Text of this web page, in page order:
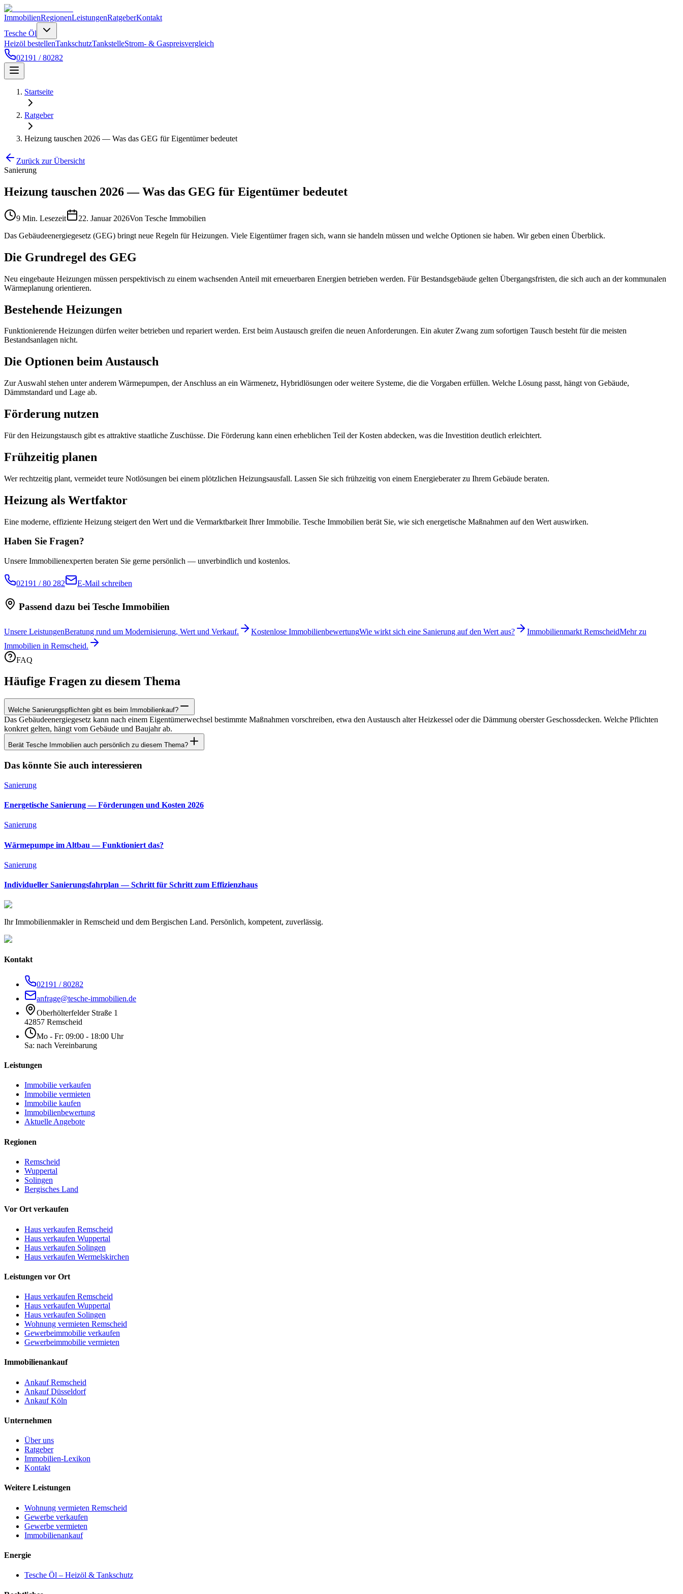
ImmobilienRegionenLeistungenRatgeberKontakt
Tesche Öl
Heizöl bestellenTankschutzTankstelleStrom- & Gaspreisvergleich
02191 / 80282
Startseite
Ratgeber
Heizung tauschen 2026 — Was das GEG für Eigentümer bedeutet
Zurück zur Übersicht
Sanierung
Heizung tauschen 2026 — Was das GEG für Eigentümer bedeutet
9 Min. Lesezeit 22. Januar 2026Von Tesche Immobilien
Das Gebäudeenergiegesetz (GEG) bringt neue Regeln für Heizungen. Viele Eigentümer fragen sich, wann sie handeln müssen und welche Optionen sie haben. Wir geben einen Überblick.
Die Grundregel des GEG
Neu eingebaute Heizungen müssen perspektivisch zu einem wachsenden Anteil mit erneuerbaren Energien betrieben werden. Für Bestandsgebäude gelten Übergangsfristen, die sich auch an der kommunalen
Wärmeplanung orientieren.
Bestehende Heizungen
Funktionierende Heizungen dürfen weiter betrieben und repariert werden. Erst beim Austausch greifen die neuen Anforderungen. Ein akuter Zwang zum sofortigen Tausch besteht für die meisten
Bestandsanlagen nicht.
Die Optionen beim Austausch
Zur Auswahl stehen unter anderem Wärmepumpen, der Anschluss an ein Wärmenetz, Hybridlösungen oder weitere Systeme, die die Vorgaben erfüllen. Welche Lösung passt, hängt von Gebäude,
Dämmstandard und Lage ab.
Förderung nutzen
Für den Heizungstausch gibt es attraktive staatliche Zuschüsse. Die Förderung kann einen erheblichen Teil der Kosten abdecken, was die Investition deutlich erleichtert.
Frühzeitig planen
Wer rechtzeitig plant, vermeidet teure Notlösungen bei einem plötzlichen Heizungsausfall. Lassen Sie sich frühzeitig von einem Energieberater zu Ihrem Gebäude beraten.
Heizung als Wertfaktor
Eine moderne, effiziente Heizung steigert den Wert und die Vermarktbarkeit Ihrer Immobilie. Tesche Immobilien berät Sie, wie sich energetische Maßnahmen auf den Wert auswirken.
Haben Sie Fragen?
Unsere Immobilienexperten beraten Sie gerne persönlich — unverbindlich und kostenlos.
02191 / 80 282 E-Mail schreiben
Passend dazu bei Tesche Immobilien
Unsere LeistungenBeratung rund um Modernisierung, Wert und Verkauf. Kostenlose ImmobilienbewertungWie wirkt sich eine Sanierung auf den Wert aus? Immobilienmarkt RemscheidMehr zu
Immobilien in Remscheid.
FAQ
Häufige Fragen zu diesem Thema
Welche Sanierungspflichten gibt es beim Immobilienkauf?
Das Gebäudeenergiegesetz kann nach einem Eigentümerwechsel bestimmte Maßnahmen vorschreiben, etwa den Austausch alter Heizkessel oder die Dämmung oberster Geschossdecken. Welche Pflichten
konkret gelten, hängt vom Gebäude und Baujahr ab.
Berät Tesche Immobilien auch persönlich zu diesem Thema?
Das könnte Sie auch interessieren
Sanierung
Energetische Sanierung — Förderungen und Kosten 2026
Sanierung
Wärmepumpe im Altbau — Funktioniert das?
Sanierung
Individueller Sanierungsfahrplan — Schritt für Schritt zum Effizienzhaus
Ihr Immobilienmakler in Remscheid und dem Bergischen Land. Persönlich, kompetent, zuverlässig.
Kontakt
02191 / 80282
anfrage@tesche-immobilien.de
Oberhölterfelder Straße 1
42857 Remscheid
Mo - Fr: 09:00 - 18:00 Uhr
Sa: nach Vereinbarung
Leistungen
Immobilie verkaufen
Immobilie vermieten
Immobilie kaufen
Immobilienbewertung
Aktuelle Angebote
Regionen
Remscheid
Wuppertal
Solingen
Bergisches Land
Vor Ort verkaufen
Haus verkaufen Remscheid
Haus verkaufen Wuppertal
Haus verkaufen Solingen
Haus verkaufen Wermelskirchen
Leistungen vor Ort
Haus verkaufen Remscheid
Haus verkaufen Wuppertal
Haus verkaufen Solingen
Wohnung vermieten Remscheid
Gewerbeimmobilie verkaufen
Gewerbeimmobilie vermieten
Immobilienankauf
Ankauf Remscheid
Ankauf Düsseldorf
Ankauf Köln
Unternehmen
Über uns
Ratgeber
Immobilien-Lexikon
Kontakt
Weitere Leistungen
Wohnung vermieten Remscheid
Gewerbe verkaufen
Gewerbe vermieten
Immobilienankauf
Energie
Tesche Öl – Heizöl & Tankschutz